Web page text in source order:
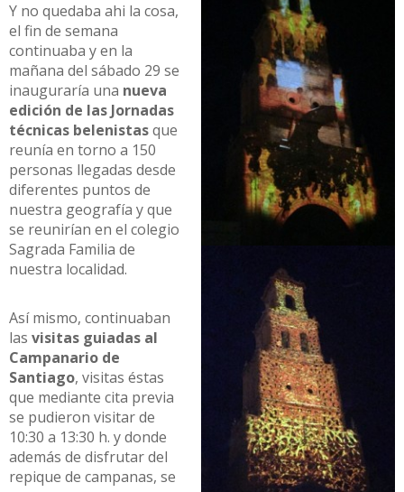
Y no quedaba ahi la cosa,
el fin de semana
continuaba y en la
mañana del sábado 29 se
inauguraría una nueva
edición de las Jornadas
técnicas belenistasque
reunía en torno a 150
personas llegadas desde
diferentes puntos de
nuestra geografía y que
se reunirían en el colegio
Sagrada Familia de
nuestra localidad.
Así mismo, continuaban
las visitas guiadas al
Campanario de
Santiago, visitas éstas
que mediante cita previa
se pudieron visitar de
10:30 a 13:30 h. y donde
además de disfrutar del
repique de campanas, se